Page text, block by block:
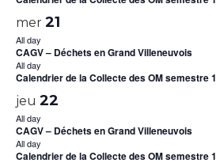
mer 21
All day
CAGV – Déchets en Grand Villeneuvois
All day
Calendrier de la Collecte des OM semestre 1
jeu 22
All day
CAGV – Déchets en Grand Villeneuvois
All day
Calendrier de la Collecte des OM semestre 1